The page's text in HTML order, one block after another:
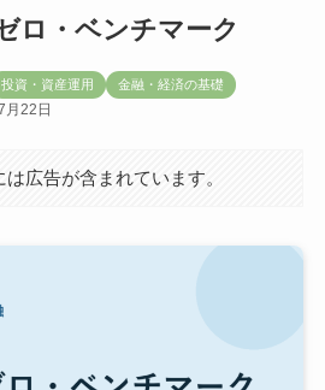
ロ・ベンチマーク
投資・資産運用 金融・経済の基礎
月22日
広告が含まれています。